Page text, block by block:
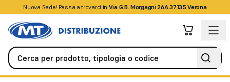
Nuova Sede! Passa a trovarci in Via G.B. Morgagni 26A 37135 Verona
+39045509826